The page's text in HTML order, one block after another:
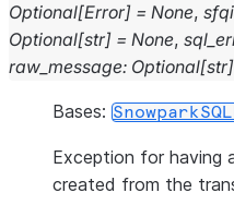
Optional[Error] = None,
Optional[str] = None,
raw_message: Optional[str]
Bases:
Exception for having
created from the